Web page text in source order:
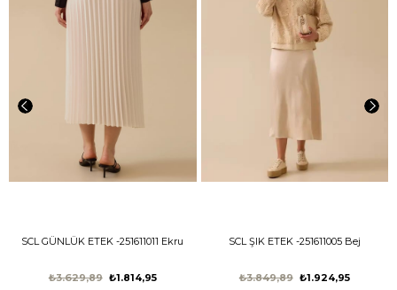
SCL GÜNLÜK ETEK -251611011 Ekru
₺1.814,95
₺3.629,89
SCL ŞIK ETEK -251611005 Bej
₺1.924,95
₺3.849,89